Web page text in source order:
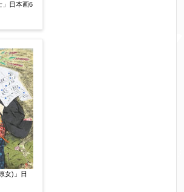
須】
力すると住所の最初が自動入力さ
下は任意でも結構です。
】
」日本画6
女)」日